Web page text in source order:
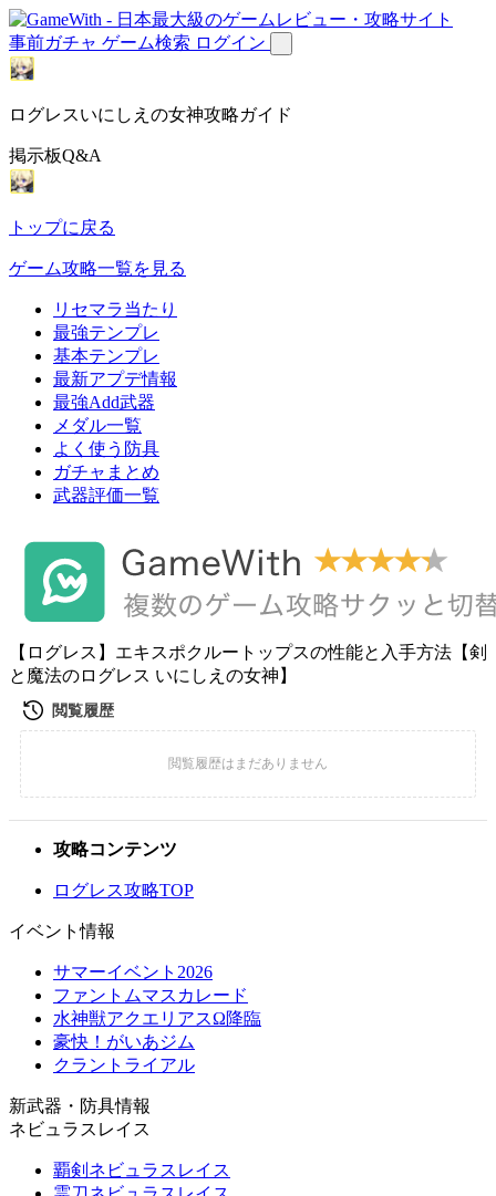
事前ガチャ ゲーム検索 ログイン
ログレスいにしえの女神攻略ガイド
掲示板Q&A
トップに戻る
ゲーム攻略一覧を見る
リセマラ当たり
最強テンプレ
基本テンプレ
最新アプデ情報
最強Add武器
メダル一覧
よく使う防具
ガチャまとめ
武器評価一覧
【ログレス】エキスポクルートップスの性能と入手方法【剣
と魔法のログレス いにしえの女神】
攻略コンテンツ
ログレス攻略TOP
イベント情報
サマーイベント2026
ファントムマスカレード
水神獣アクエリアスΩ降臨
豪快！がいあジム
クラントライアル
新武器・防具情報
ネビュラスレイス
覇剣ネビュラスレイス